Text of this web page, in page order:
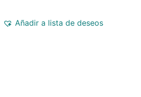
Añadir a lista de deseos